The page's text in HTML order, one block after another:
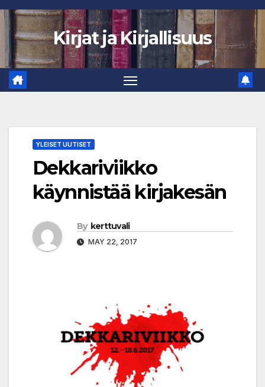
Skip
content
Kirjat ja Kirjallisuus
YLEISET UUTISET
Dekkariviikko
käynnistää kirjakesän
By kerttuvali
MAY 22, 2017